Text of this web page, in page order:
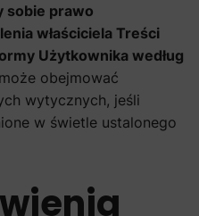
sobie prawo
właściciela Treści
Użytkownika według
obejmować
wytycznych, jeśli
w świetle ustalonego